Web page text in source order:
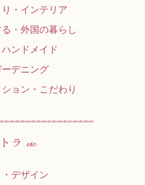
・インテリア
・外国の暮らし
ンドメイド
デニング
ョン・こだわり
デザイン